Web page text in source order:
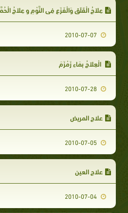
عِلاَجُ الْقَلَقِِ وَالْفَزَعِ فِي النَّوْمِ و عِلاَجُ
الْعِلاَجُ بِمَاءِ زَمْزَمَ
علاج المريض
علاج العين